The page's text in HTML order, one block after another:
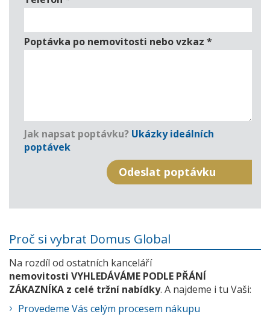
Poptávka po nemovitosti nebo vzkaz *
Jak napsat poptávku? Ukázky ideálních
poptávek
Proč si vybrat Domus Global
Na rozdíl od ostatních kanceláří
nemovitosti VYHLEDÁVÁME PODLE PŘÁNÍ
ZÁKAZNÍKA z celé tržní nabídky. A najdeme i tu Vaši:
Provedeme Vás celým procesem nákupu